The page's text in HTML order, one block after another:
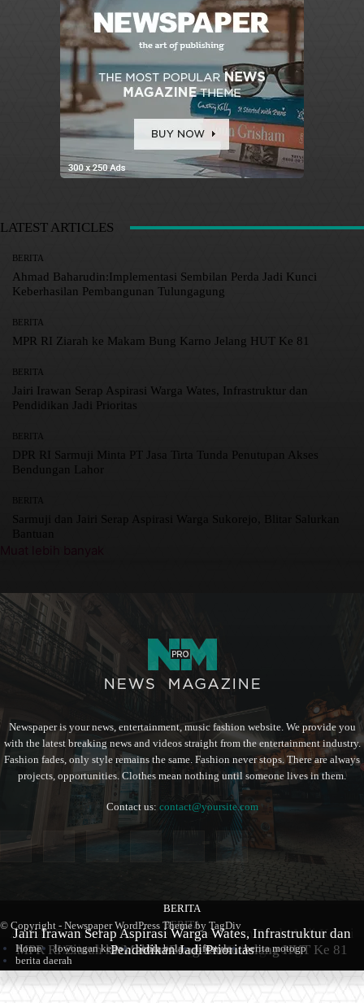
BERITA
Ahmad Baharudin:Implementasi Sembilan Perda Jadi Kunci
Keberhasilan Pembangunan Tulungagung
BERITA
MPR RI Ziarah ke Makam Bung Karno Jelang HUT Ke 81
BERITA
Jairi Irawan Serap Aspirasi Warga Wates, Infrastruktur dan
Pendidikan Jadi Prioritas
LATEST ARTICLES
BERITA
Ahmad Baharudin:Implementasi Sembilan Perda Jadi Kunci
Keberhasilan Pembangunan Tulungagung
BERITA
MPR RI Ziarah ke Makam Bung Karno Jelang HUT Ke 81
BERITA
Jairi Irawan Serap Aspirasi Warga Wates, Infrastruktur dan
Pendidikan Jadi Prioritas
BERITA
DPR RI Sarmuji Minta PT Jasa Tirta Tunda Penutupan Akses
Bendungan Lahor
BERITA
Sarmuji dan Jairi Serap Aspirasi Warga Sukorejo, Blitar Salurkan
Bantuan
Newspaper is your news, entertainment, music fashion website. We provide you
with the latest breaking news and videos straight from the entertainment industry.
Fashion fades, only style remains the same. Fashion never stops. There are always
projects, opportunities. Clothes mean nothing until someone lives in them.
Contact us: contact@yoursite.com
© Copyright - Newspaper WordPress Theme by TagDiv
Home
lowongan kerja berita bola lifestyle
berita motogp
berita daerah